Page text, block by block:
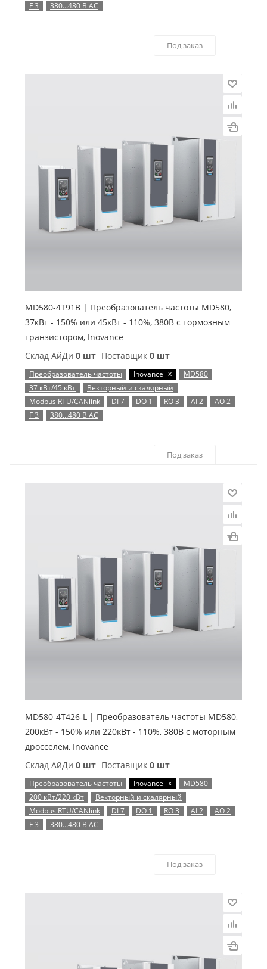
F 3
380…480 В AC
Под заказ
MD580-4T91B | Преобразователь частоты MD580,
37кВт - 150% или 45кВт - 110%, 380В с тормозным
транзистором, Inovance
Склад АйДи 0 шт Поставщик 0 шт
Преобразователь частоты Inovance x
MD580
37 кВт/45 кВт
Векторный и скалярный
Modbus RTU/CANlink
DI 7 DO 1 RO 3 AI 2
AO 2
F 3
380…480 В AC
Под заказ
MD580-4T426-L | Преобразователь частоты MD580,
200кВт - 150% или 220кВт - 110%, 380В с моторным
дросселем, Inovance
Склад АйДи 0 шт Поставщик 0 шт
Преобразователь частоты Inovance x
MD580
200 кВт/220 кВт
Векторный и скалярный
Modbus RTU/CANlink
DI 7 DO 1 RO 3 AI 2
AO 2
F 3
380…480 В AC
Под заказ